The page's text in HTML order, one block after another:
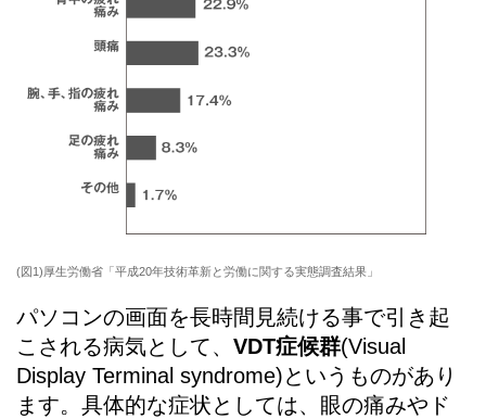
(図1)厚生労働省「平成20年技術革新と労働に関する実態調査結果」
パソコンの画面を長時間見続ける事で引き起
こされる病気として、 VDT症候群(Visual
Display Terminal syndrome)というものがあり
ます。具体的な症状としては、眼の痛みやド